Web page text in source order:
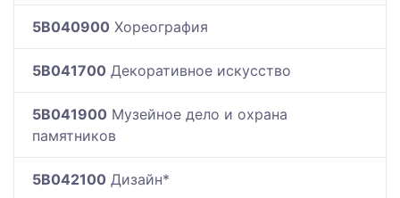
5B040900 Хореография
5B041700 Декоративное искусство
5B041900 Музейное дело и охрана
памятников
5B042100 Дизайн*